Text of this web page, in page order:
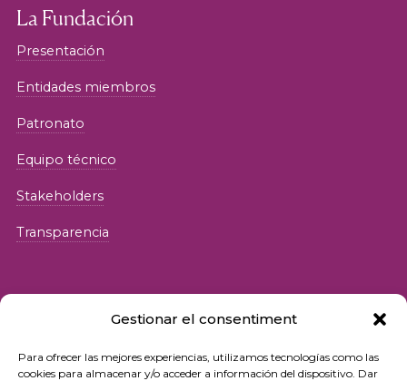
Gestionar el consentiment
Para ofrecer las mejores experiencias, utilizamos tecnologías como las
cookies para almacenar y/o acceder a información del dispositivo. Dar
La Fundación
Presentación
Entidades miembros
Patronato
Equipo técnico
Stakeholders
Transparencia
© 2026 Fundació iSocial